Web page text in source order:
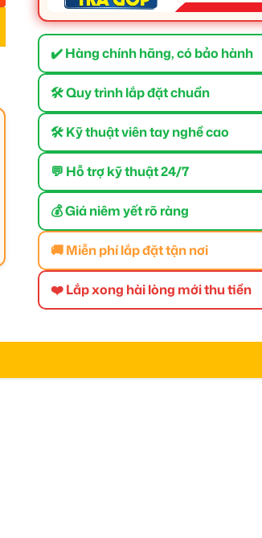
✔️ Hàng chính hãng, có bảo hành
🛠 Quy trình lắp đặt chuẩn
🛠 Kỹ thuật viên tay nghề cao
💬 Hỗ trợ kỹ thuật 24/7
💰 Giá niêm yết rõ ràng
🚚 Miễn phí lắp đặt tận nơi
❤️ Lắp xong hài lòng mới thu tiền